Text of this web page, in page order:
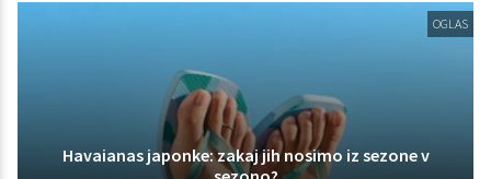
OGLAS
Havaianas japonke: zakaj jih nosimo iz sezone v